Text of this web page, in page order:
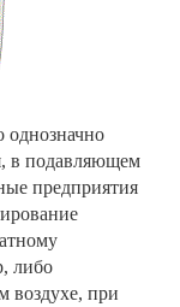
однозначно
в подавляющем
предприятия
либо
воздухе, при